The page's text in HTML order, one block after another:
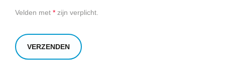
Velden met * zijn verplicht.